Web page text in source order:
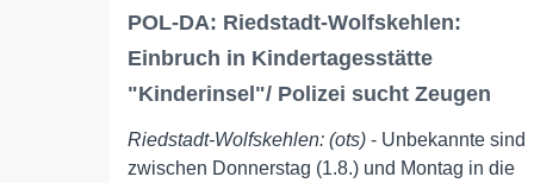
POL-DA: Riedstadt-Wolfskehlen:
Einbruch in Kindertagesstätte
"Kinderinsel"/ Polizei sucht Zeugen
Riedstadt-Wolfskehlen: (ots) - Unbekannte sind
zwischen Donnerstag (1.8.) und Montag in die